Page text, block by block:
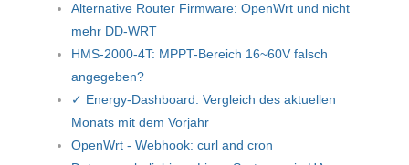
Alternative Router Firmware: OpenWrt und nicht
mehr DD-WRT
HMS-2000-4T: MPPT-Bereich 16~60V falsch
angegeben?
✓ Energy-Dashboard: Vergleich des aktuellen
Monats mit dem Vorjahr
OpenWrt - Webhook: curl and cron